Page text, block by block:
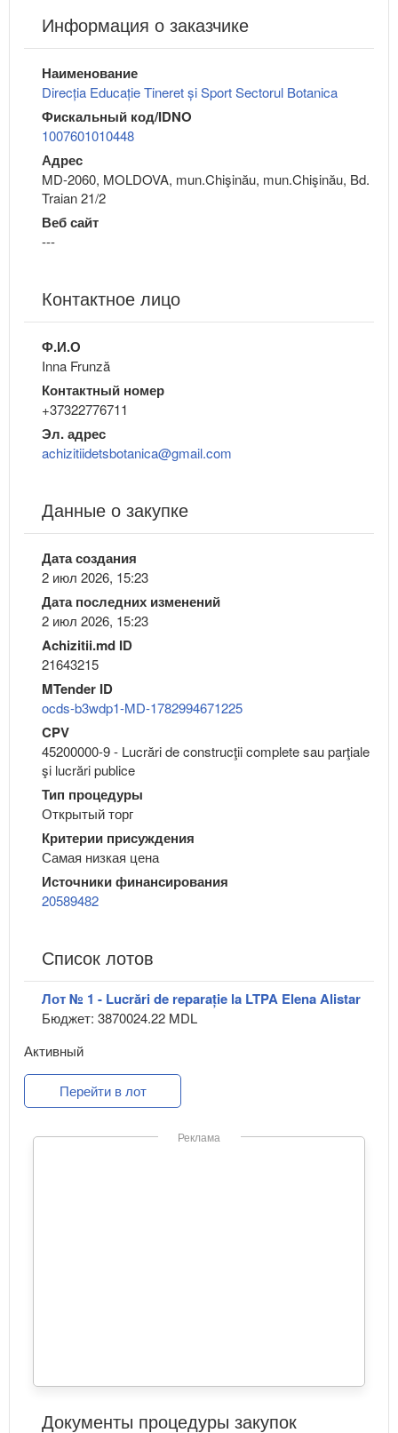
Информация о заказчике
Наименование
Direcția Educație Tineret și Sport Sectorul Botanica
Фискальный код/IDNO
1007601010448
Адрес
MD-2060, MOLDOVA, mun.Chişinău, mun.Chişinău, Bd.
Traian 21/2
Веб сайт
---
Контактное лицо
Ф.И.О
Inna Frunză
Контактный номер
+37322776711
Эл. адрес
achizitiidetsbotanica@gmail.com
Данные о закупке
Дата создания
2 июл 2026, 15:23
Дата последних изменений
2 июл 2026, 15:23
Achizitii.md ID
21643215
MTender ID
ocds-b3wdp1-MD-1782994671225
CPV
45200000-9 - Lucrări de construcţii complete sau parţiale
şi lucrări publice
Тип процедуры
Открытый торг
Критерии присуждения
Самая низкая цена
Источники финансирования
20589482
Список лотов
Лот № 1 - Lucrări de reparație la LTPA Elena Alistar
Бюджет: 3870024.22 MDL
Активный
Перейти в лот
Реклама
Документы процедуры закупок